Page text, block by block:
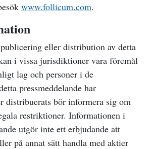
www.follicum.com.
eller distribution av detta
i vissa jurisdiktioner vara föremål
lag och personer i de
pressmeddelande har
distribuerats bör informera sig om
restriktioner. Informationen i
utgör inte ett erbjudande att
på annat sätt handla med aktier